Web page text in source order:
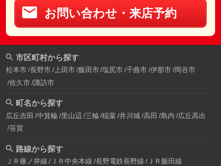
お問い合わせ・来店予約
市区町村から探す
松本市 長野市 上田市 飯田市 塩尻市 千曲市 伊那市 岡谷市
佐久市 諏訪市
町名から探す
広丘吉田 中箕輪 里山辺 三輪 稲葉 井川城 高田 島内 広丘高出
笹賀
路線から探す
ＪＲ篠ノ井線 ＪＲ中央本線 長野電鉄長野線 ＪＲ飯田線